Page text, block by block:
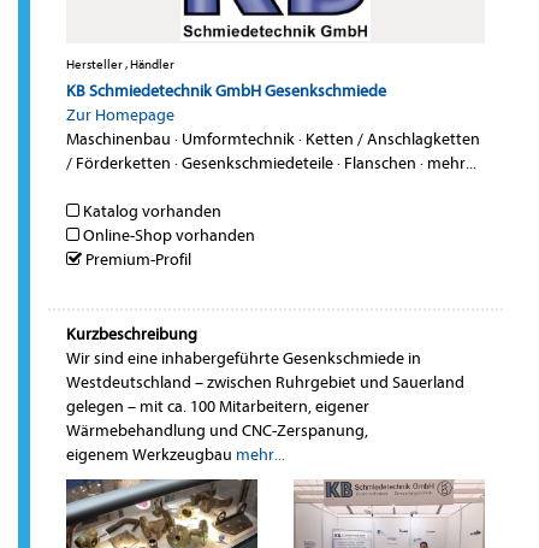
Hersteller , Händler
KB Schmiedetechnik GmbH Gesenkschmiede
Zur Homepage
Maschinenbau · Umformtechnik· Ketten / Anschlagketten
/ Förderketten ·Gesenkschmiedeteile· Flanschen · mehr...
Katalog vorhanden
Online-Shop vorhanden
Premium-Profil
Kurzbeschreibung
Wir sind eine inhabergeführte Gesenkschmiede in
Westdeutschland – zwischen Ruhrgebiet und Sauerland
gelegen – mit ca. 100 Mitarbeitern, eigener
Wärmebehandlung und CNC-Zerspanung,
eigenem Werkzeugbau mehr...